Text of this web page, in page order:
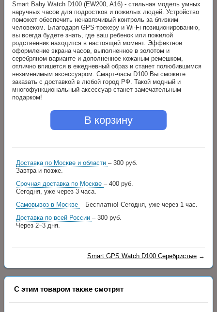
Smart Baby Watch D100 (EW200, A16) - стильная модель умных
наручных часов для подростков и пожилых людей. Устройство
поможет обеспечить ненавязчивый контроль за близким
человеком. Благодаря GPS-трекеру и Wi-Fi позиционированию,
вы всегда будете знать, где ваш ребенок или пожилой
родственник находится в настоящий момент. Эффектное
оформление экрана часов, выполненное в золотом и
серебряном варианте и дополненное кожаным ремешком,
отлично впишется в ежедневный образ и станет полюбившимся
незаменимым аксессуаром. Смарт-часы D100 Вы сможете
заказать с доставкой в любой город РФ. Такой модный и
многофункциональный аксессуар станет замечательным
подарком!
В корзину
Доставка по Москве и области – 300 руб.
Завтра и позже.
Срочная доставка по Москве – 400 руб.
Сегодня, уже через 3 часа.
Самовывоз в Москве – Бесплатно! Сегодня, уже через 1 час.
Доставка по всей России – 300 руб.
Через 2–3 дня.
Smart GPS Watch D100 Серебристые →
С этим товаром также смотрят